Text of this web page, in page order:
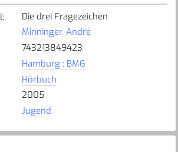
:
Die drei Fragezeichen
Minninger, André
743213849423
Hamburg : BMG
Hörbuch
2005
Jugend